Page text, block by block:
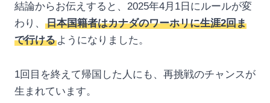
結論からお伝えすると、2025年4月1日にルールが変
わり、
日本国籍者はカナダのワーホリに生涯2回ま
で行けるようになりました。
1回目を終えて帰国した人にも、再挑戦のチャンスが
生まれています。